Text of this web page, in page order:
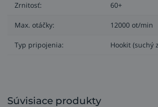
Precízne tvarované
Spoločnosť 3M vytvorila zrná
masla, namiesto aby ho odieraly alebo
samé ostria. To umožňuje super rýchly
Zrnitosť: 60+
Max. otáčky: 12000 ot/min
Typ pripojenia: Hookit (suchý
Súvisiace produkty